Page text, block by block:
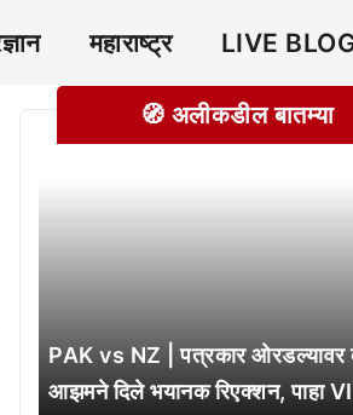
महाराष्ट्र LIVE
🧭 अलीकडील बातम्या
PAK vs NZ | पत्रकार ओरडल्यावर
आझमने दिले भयानक रिएक्शन, पाहा